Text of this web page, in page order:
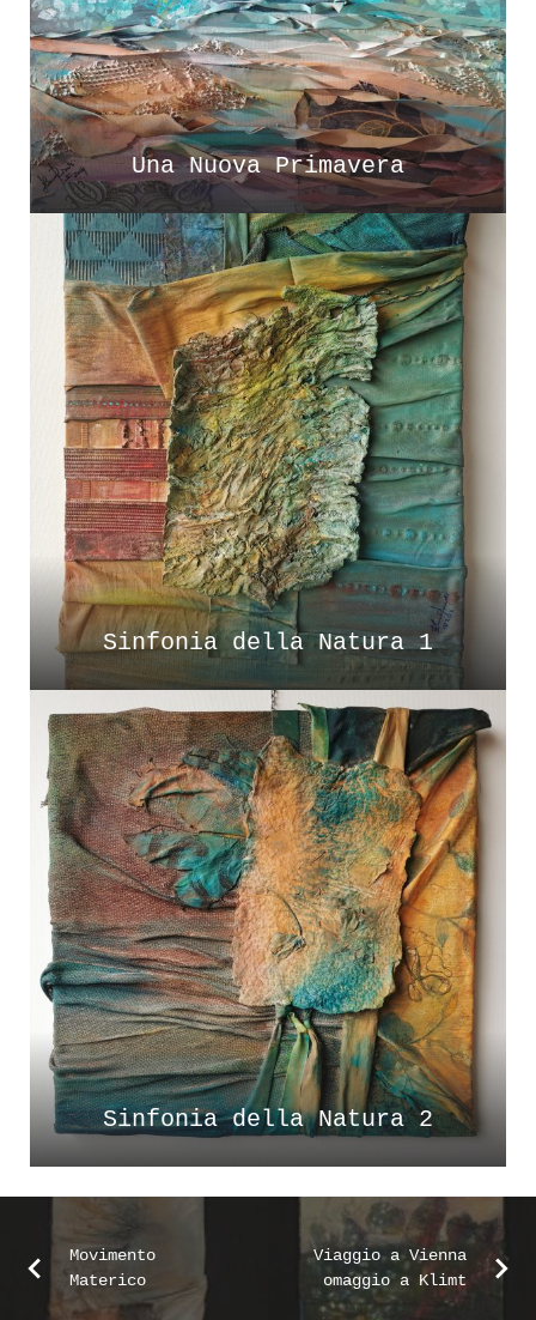
Una Nuova Primavera
Sinfonia della Natura 1
Sinfonia della Natura 2
Movimento
Materico
Viaggio a Vienna
omaggio a Klimt